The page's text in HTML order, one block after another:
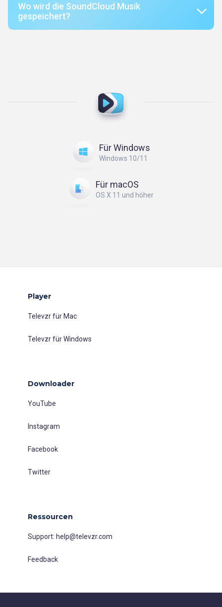
Wo wird die SoundCloud Musik
gespeichert?
Für Windows
Windows 10/11
Für macOS
OS X 11 und höher
Player
Televzr für Mac
Televzr für Windows
Downloader
YouTube
Instagram
Facebook
Twitter
Ressourcen
Support: help@televzr.com
Feedback